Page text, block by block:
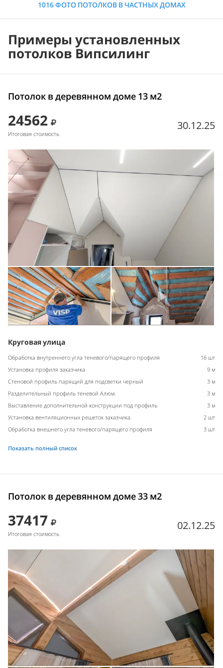
1016 ФОТО ПОТОЛКОВ В ЧАСТНЫХ ДОМАХ
Примеры установленных
потолков Випсилинг
Потолок в деревянном доме 13 м2
24562
Итоговая стоимость
30.12.25
Круговая улица
Обработка внутреннего угла теневого/парящего профиля
16 шт
Установка профиля заказчика
9 м
Стеновой профиль парящий для подсветки черный
3 м
Разделительный профиль теневой Алюм.
3 м
Выставление дополнительной конструкции под профиль
3 м
Установка вентиляционных решеток заказчика
2 шт
Обработка внешнего угла теневого/парящего профиля
3 шт
Показать полный список
Потолок в деревянном доме 33 м2
37417
Итоговая стоимость
02.12.25